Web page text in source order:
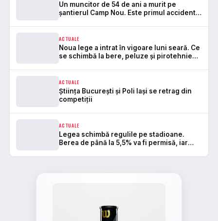
Un muncitor de 54 de ani a murit pe
șantierul Camp Nou. Este primul accident
ACTUALE
Noua lege a intrat în vigoare luni seară. Ce
se schimbă la bere, peluze și pirotehnie
ACTUALE
Știința București și Poli Iași se retrag din
competiții
ACTUALE
Legea schimbă regulile pe stadioane.
Berea de până la 5,5% va fi permisă, iar